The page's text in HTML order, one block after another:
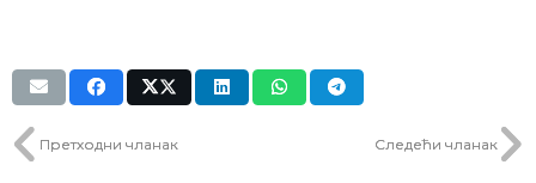
Претходни чланак Следећи чланак